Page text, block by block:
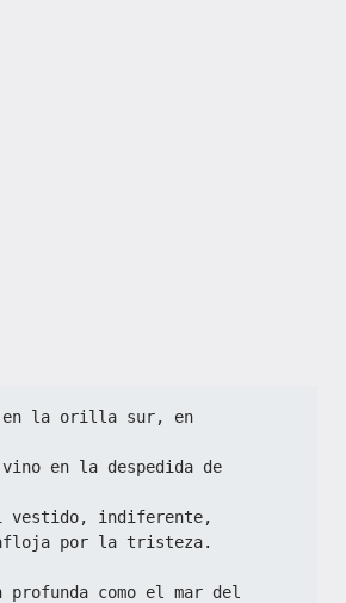
en la orilla sur, en
vino en la despedida de
vestido, indiferente,
afloja por la tristeza.
profunda como el mar del